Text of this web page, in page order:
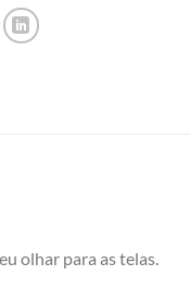
olhar para as telas.